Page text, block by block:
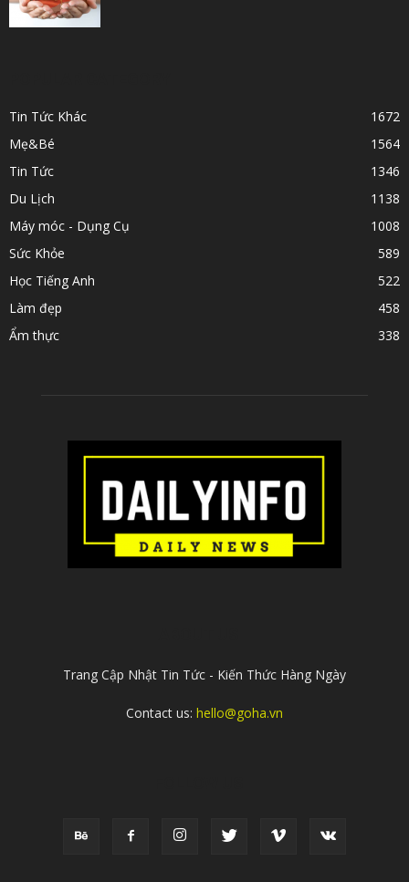
Tin Tức Khác
1672
Mẹ&Bé
1564
Tin Tức
1346
Du Lịch
1138
Máy móc - Dụng Cụ
1008
Sức Khỏe
589
Học Tiếng Anh
522
Làm đẹp
458
Ẩm thực
338
Trang Cập Nhật Tin Tức - Kiến Thức Hàng Ngày
Contact us: hello@goha.vn